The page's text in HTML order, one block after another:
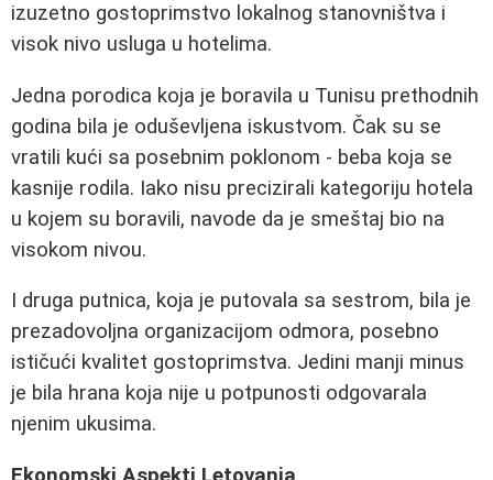
izuzetno gostoprimstvo lokalnog stanovništva i
visok nivo usluga u hotelima.
Jedna porodica koja je boravila u Tunisu prethodnih
godina bila je oduševljena iskustvom. Čak su se
vratili kući sa posebnim poklonom - beba koja se
kasnije rodila. Iako nisu precizirali kategoriju hotela
u kojem su boravili, navode da je smeštaj bio na
visokom nivou.
I druga putnica, koja je putovala sa sestrom, bila je
prezadovoljna organizacijom odmora, posebno
ističući kvalitet gostoprimstva. Jedini manji minus
je bila hrana koja nije u potpunosti odgovarala
njenim ukusima.